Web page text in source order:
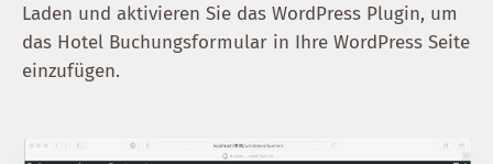
Laden und aktivieren Sie das WordPress Plugin, um
das Hotel Buchungsformular in Ihre WordPress Seite
einzufügen.